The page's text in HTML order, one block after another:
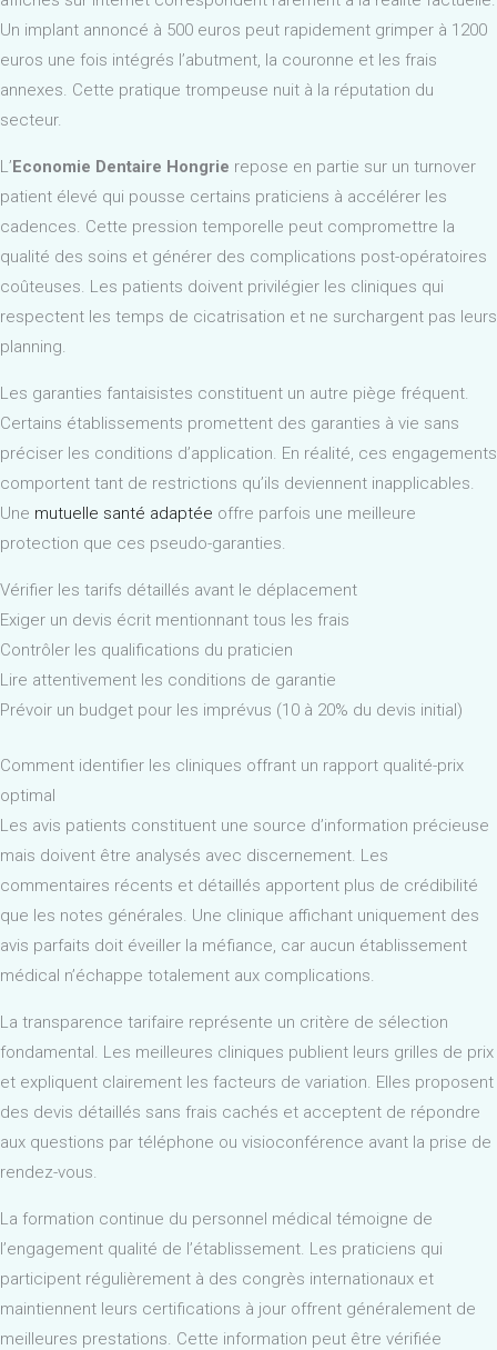
Un implant annoncé à 500 euros peut rapidement grimper à 1200
euros une fois intégrés l’abutment, la couronne et les frais
annexes. Cette pratique trompeuse nuit à la réputation du
secteur.
L’ Economie Dentaire Hongrie repose en partie sur un turnover
patient élevé qui pousse certains praticiens à accélérer les
cadences. Cette pression temporelle peut compromettre la
qualité des soins et générer des complications post-opératoires
coûteuses. Les patients doivent privilégier les cliniques qui
respectent les temps de cicatrisation et ne surchargent pas leurs
planning.
Les garanties fantaisistes constituent un autre piège fréquent.
Certains établissements promettent des garanties à vie sans
préciser les conditions d’application. En réalité, ces engagements
comportent tant de restrictions qu’ils deviennent inapplicables.
Une mutuelle santé adaptée offre parfois une meilleure
protection que ces pseudo-garanties.
Vérifier les tarifs détaillés avant le déplacement
Exiger un devis écrit mentionnant tous les frais
Contrôler les qualifications du praticien
Lire attentivement les conditions de garantie
Prévoir un budget pour les imprévus (10 à 20% du devis initial)
Comment identifier les cliniques offrant un rapport qualité-prix
optimal
Les avis patients constituent une source d’information précieuse
mais doivent être analysés avec discernement. Les
commentaires récents et détaillés apportent plus de crédibilité
que les notes générales. Une clinique affichant uniquement des
avis parfaits doit éveiller la méfiance, car aucun établissement
médical n’échappe totalement aux complications.
La transparence tarifaire représente un critère de sélection
fondamental. Les meilleures cliniques publient leurs grilles de prix
et expliquent clairement les facteurs de variation. Elles proposent
des devis détaillés sans frais cachés et acceptent de répondre
aux questions par téléphone ou visioconférence avant la prise de
rendez-vous.
La formation continue du personnel médical témoigne de
l’engagement qualité de l’établissement. Les praticiens qui
participent régulièrement à des congrès internationaux et
maintiennent leurs certifications à jour offrent généralement de
meilleures prestations. Cette information peut être vérifiée